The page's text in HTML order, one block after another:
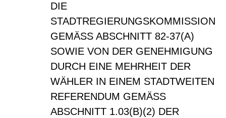
DIE
STADTREGIERUNGSKOMMISSION
GEMÄSS ABSCHNITT 82-37(A)
SOWIE VON DER GENEHMIGUNG
DURCH EINE MEHRHEIT DER
WÄHLER IN EINEM STADTWEITEN
REFERENDUM GEMÄSS
ABSCHNITT 1.03(B)(2) DER